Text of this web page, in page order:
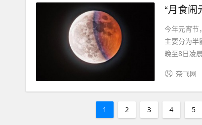
“月食闹
今年元宵
主要分为半
晚至8日凌
奈飞网
1 2 3 4 5